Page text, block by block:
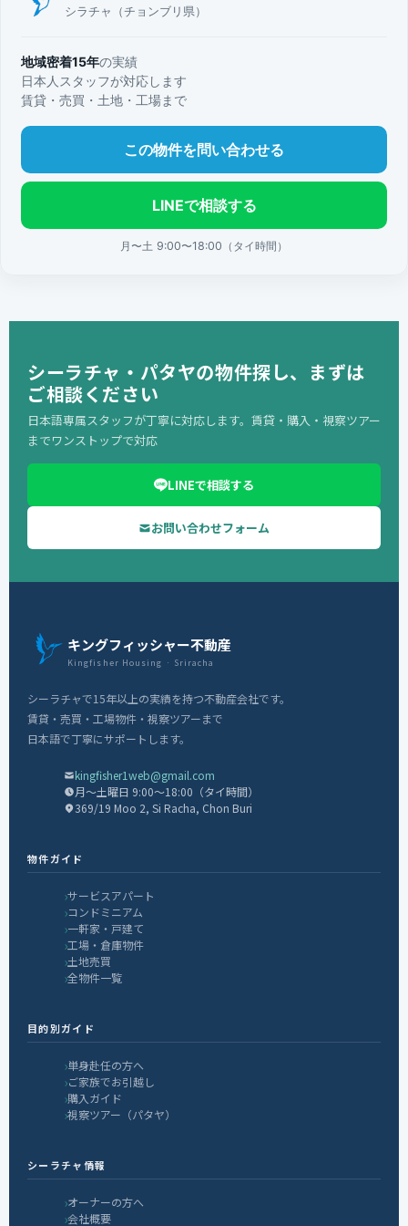
シラチャ（チョンブリ県）
地域密着15年の実績
日本人スタッフが対応します
賃貸・売買・土地・工場まで
この物件を問い合わせる
LINEで相談する
月〜土 9:00〜18:00（タイ時間）
シーラチャ・パタヤの物件探し、まずは
ご相談ください
日本語専属スタッフが丁寧に対応します。賃貸・購入・視察ツアー
までワンストップで対応
LINEで相談する
お問い合わせフォーム
キングフィッシャー不動産
Kingfisher Housing · Sriracha
シーラチャで15年以上の実績を持つ不動産会社です。
賃貸・売買・工場物件・視察ツアーまで
日本語で丁寧にサポートします。
kingfisher1web@gmail.com
月〜土曜日 9:00〜18:00（タイ時間）
369/19 Moo 2, Si Racha, Chon Buri
物件ガイド
サービスアパート
コンドミニアム
一軒家・戸建て
工場・倉庫物件
土地売買
全物件一覧
目的別ガイド
単身赴任の方へ
ご家族でお引越し
購入ガイド
視察ツアー（パタヤ）
シーラチャ情報
オーナーの方へ
会社概要